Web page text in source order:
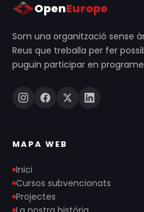
OpenEurope
Som una organització sense
Reus que treballa per fer
puguin participar en
MAPA WEB
Inici
Cursos subvencionats
Projectes